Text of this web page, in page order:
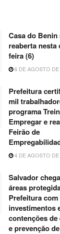
Casa do Benin
reaberta nesta
feira (6)
6 DE AGOSTO DE
Prefeitura
mil
programa
Empregar e
Feirão de
4 DE AGOSTO DE
Salvador
áreas
Prefeitura com
investimentos
contenções
e prevenção